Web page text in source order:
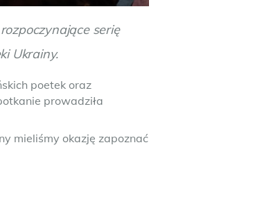
serię
Ukrainy.
poetek oraz
prowadziła
mieliśmy okazję zapoznać